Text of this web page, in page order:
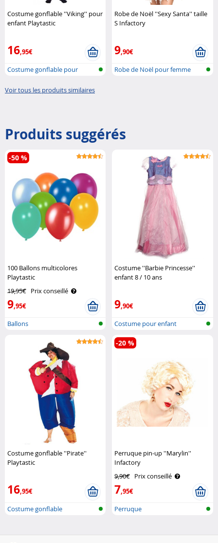
Costume gonflable ''Viking'' pour
enfant Playtastic
16,95€
Costume gonflable pour
Robe de Noël ''Sexy Santa'' taille
S Infactory
9,90€
Robe de Noël pour femme
Voir tous les produits similaires
Produits suggérés
100 Ballons multicolores
Playtastic
19,95€ Prix conseillé
9,95€
-50 %
Ballons
Costume ''Barbie Princesse''
enfant 8 / 10 ans
9,90€
Costume pour enfant
Costume gonflable ''Pirate''
Playtastic
16,95€
Costume gonflable
Perruque pin-up ''Marylin''
Infactory
9,90€ Prix conseillé
7,95€
-20 %
Perruque